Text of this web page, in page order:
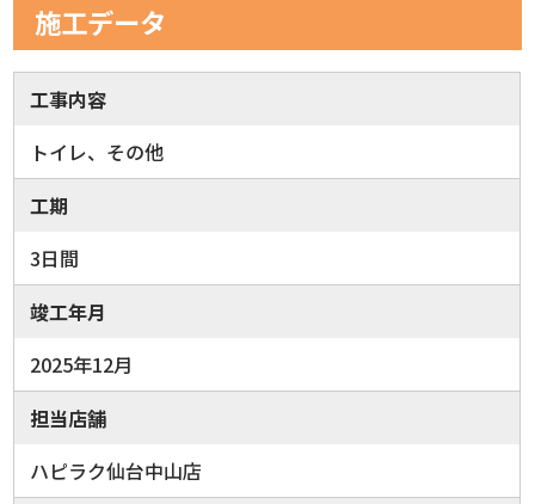
施工データ
工事内容
トイレ、その他
工期
3日間
竣工年月
2025年12月
担当店舗
ハピラク仙台中山店